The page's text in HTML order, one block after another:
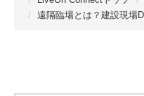
遠隔臨場とは？建設現場